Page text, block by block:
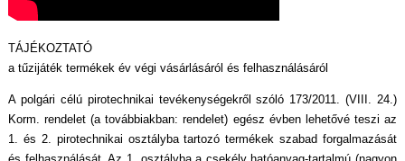
TÁJÉKOZTATÓ
a tűzijáték termékek év végi vásárlásáról és felhasználásáról
A polgári célú pirotechnikai tevékenységekről szóló 173/2011. (VIII. 24.)
Korm. rendelet (a továbbiakban: rendelet) egész évben lehetővé teszi az
1. és 2. pirotechnikai osztályba tartozó termékek szabad forgalmazását